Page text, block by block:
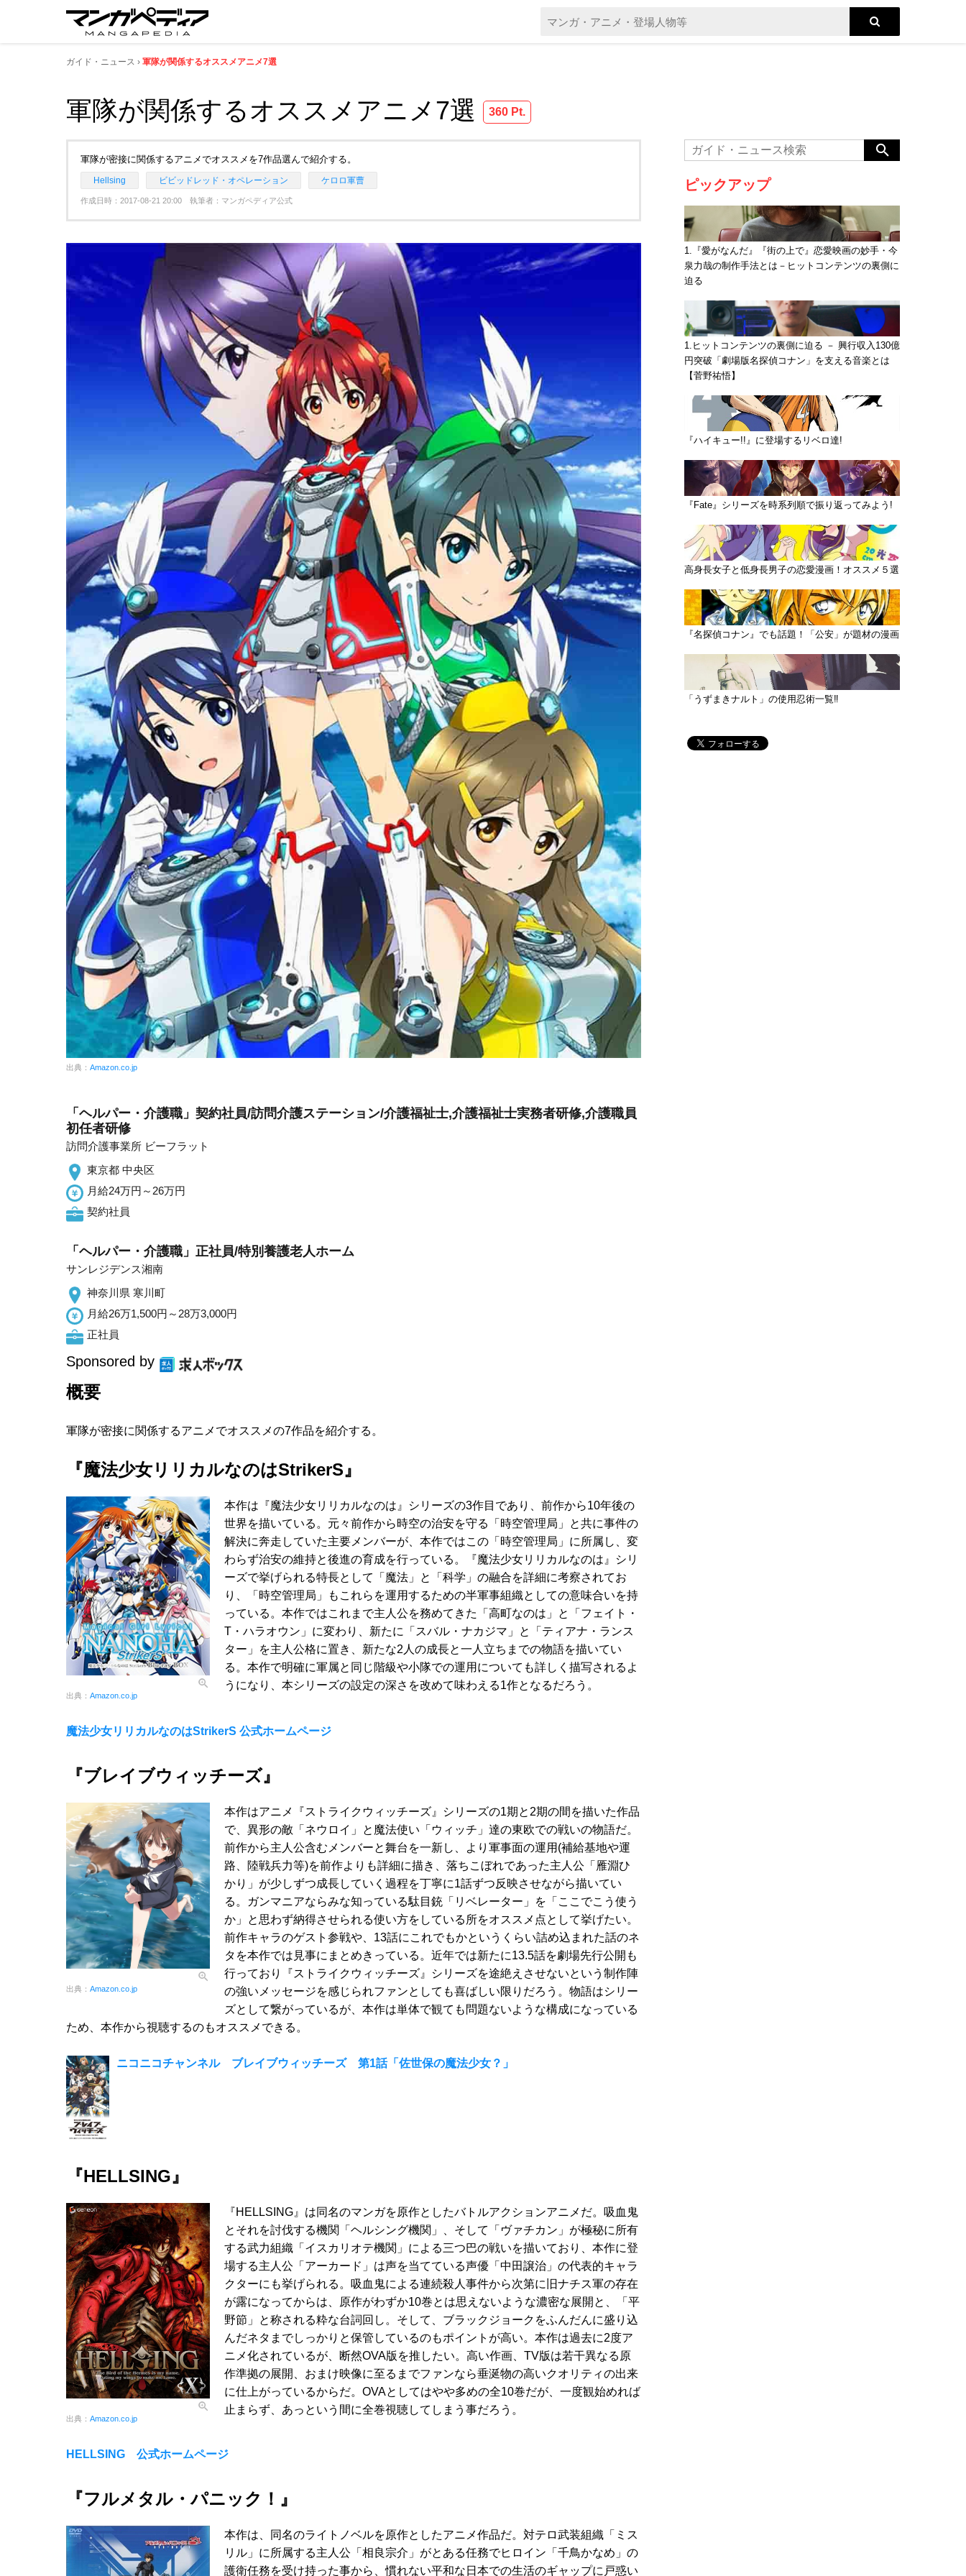
ガイド・ニュース 軍隊が関係するオススメアニメ7選
軍隊が関係するオススメアニメ7選 360 Pt.
軍隊が密接に関係するアニメでオススメを7作品選んで紹介する。
Hellsing ビビッドレッド・オペレーション ケロロ軍曹
作成日時：2017-08-21 20:00 執筆者：マンガペディア公式
出典： Amazon.co.jp
「ヘルパー・介護職」契約社員/訪問介護ステーション/介護福祉士,介護福祉士実務者研修,介護職員
初任者研修
訪問介護事業所 ビーフラット
東京都 中央区
月給24万円～26万円
契約社員
「ヘルパー・介護職」正社員/特別養護老人ホーム
サンレジデンス湘南
神奈川県 寒川町
月給26万1,500円～28万3,000円
正社員
Sponsored by
概要
軍隊が密接に関係するアニメでオススメの7作品を紹介する。
『魔法少女リリカルなのはStrikerS』
出典： Amazon.co.jp
本作は『魔法少女リリカルなのは』シリーズの3作目であり、前作から10年後の
世界を描いている。元々前作から時空の治安を守る「時空管理局」と共に事件の
解決に奔走していた主要メンバーが、本作ではこの「時空管理局」に所属し、変
わらず治安の維持と後進の育成を行っている。『魔法少女リリカルなのは』シリ
ーズで挙げられる特長として「魔法」と「科学」の融合を詳細に考察されてお
り、「時空管理局」もこれらを運用するための半軍事組織としての意味合いを持
っている。本作ではこれまで主人公を務めてきた「高町なのは」と「フェイト・
T・ハラオウン」に変わり、新たに「スバル・ナカジマ」と「ティアナ・ランス
ター」を主人公格に置き、新たな2人の成長と一人立ちまでの物語を描いてい
る。本作で明確に軍属と同じ階級や小隊での運用についても詳しく描写されるよ
うになり、本シリーズの設定の深さを改めて味わえる1作となるだろう。
魔法少女リリカルなのはStrikerS 公式ホームページ
『ブレイブウィッチーズ』
出典： Amazon.co.jp
本作はアニメ『ストライクウィッチーズ』シリーズの1期と2期の間を描いた作品
で、異形の敵「ネウロイ」と魔法使い「ウィッチ」達の東欧での戦いの物語だ。
前作から主人公含むメンバーと舞台を一新し、より軍事面の運用(補給基地や運
路、陸戦兵力等)を前作よりも詳細に描き、落ちこぼれであった主人公「雁淵ひ
かり」が少しずつ成長していく過程を丁寧に1話ずつ反映させながら描いてい
る。ガンマニアならみな知っている駄目銃「リベレーター」を「ここでこう使う
か」と思わず納得させられる使い方をしている所をオススメ点として挙げたい。
前作キャラのゲスト参戦や、13話にこれでもかというくらい詰め込まれた話のネ
タを本作では見事にまとめきっている。近年では新たに13.5話を劇場先行公開も
行っており『ストライクウィッチーズ』シリーズを途絶えさせないという制作陣
の強いメッセージを感じられファンとしても喜ばしい限りだろう。物語はシリー
ズとして繋がっているが、本作は単体で観ても問題ないような構成になっている
ため、本作から視聴するのもオススメできる。
ニコニコチャンネル ブレイブウィッチーズ 第1話「佐世保の魔法少女？」
『HELLSING』
出典： Amazon.co.jp
『HELLSING』は同名のマンガを原作としたバトルアクションアニメだ。吸血鬼
とそれを討伐する機関「ヘルシング機関」、そして「ヴァチカン」が極秘に所有
する武力組織「イスカリオテ機関」による三つ巴の戦いを描いており、本作に登
場する主人公「アーカード」は声を当てている声優「中田譲治」の代表的キャラ
クターにも挙げられる。吸血鬼による連続殺人事件から次第に旧ナチス軍の存在
が露になってからは、原作がわずか10巻とは思えないような濃密な展開と、「平
野節」と称される粋な台詞回し。そして、ブラックジョークをふんだんに盛り込
んだネタまでしっかりと保管しているのもポイントが高い。本作は過去に2度ア
ニメ化されているが、断然OVA版を推したい。高い作画、TV版は若干異なる原
作準拠の展開、おまけ映像に至るまでファンなら垂涎物の高いクオリティの出来
に仕上がっているからだ。OVAとしてはやや多めの全10巻だが、一度観始めれば
止まらず、あっという間に全巻視聴してしまう事だろう。
HELLSING 公式ホームページ
『フルメタル・パニック！』
本作は、同名のライトノベルを原作としたアニメ作品だ。対テロ武装組織「ミス
リル」に所属する主人公「相良宗介」がとある任務でヒロイン「千鳥かなめ」の
護衛任務を受け持った事から、慣れない平和な日本での生活のギャップに戸惑い
ピックアップ
1.『愛がなんだ』『街の上で』恋愛映画の妙手・今
泉力哉の制作手法とは－ヒットコンテンツの裏側に
迫る
1.ヒットコンテンツの裏側に迫る － 興行収入130億
円突破「劇場版名探偵コナン」を支える音楽とは
【菅野祐悟】
『ハイキュー!!』に登場するリベロ達!
『Fate』シリーズを時系列順で振り返ってみよう!
高身長女子と低身長男子の恋愛漫画！オススメ５選
『名探偵コナン』でも話題！「公安」が題材の漫画
「うずまきナルト」の使用忍術一覧‼